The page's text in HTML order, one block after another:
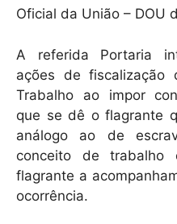
Oficial da União – DOU
A referida Portaria
ações de fiscalização
Trabalho ao impor
que se dê o flagrante
análogo ao de
conceito de trabalho
flagrante a
ocorrência.